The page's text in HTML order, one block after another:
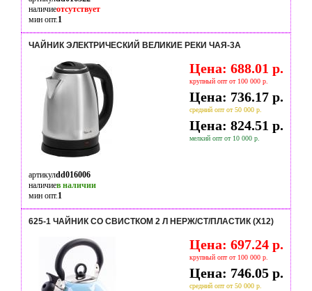
наличиеотсутствует
мин опт.1
ЧАЙНИК ЭЛЕКТРИЧЕСКИЙ ВЕЛИКИЕ РЕКИ ЧАЯ-3А
Цена: 688.01 р.
крупный опт от 100 000 р.
Цена: 736.17 р.
средний опт от 50 000 р.
Цена: 824.51 р.
мелкий опт от 10 000 р.
артикулdd016006
наличиев наличии
мин опт.1
625-1 ЧАЙНИК СО СВИСТКОМ 2 Л НЕРЖ/СТ/ПЛАСТИК (Х12)
Цена: 697.24 р.
крупный опт от 100 000 р.
Цена: 746.05 р.
средний опт от 50 000 р.